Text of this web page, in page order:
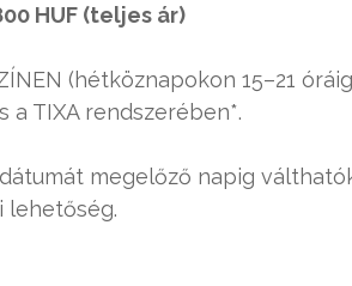
HUF (teljes ár)
(hétköznapokon 15–21
a TIXA rendszerében*.
megelőző napig
lehetőség.